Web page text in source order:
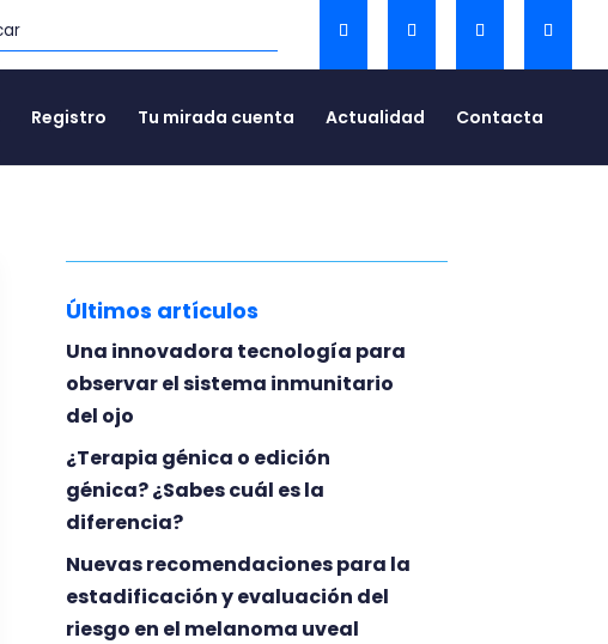
Registro Tu mirada cuenta Actualidad Contacta
Últimos artículos
Una innovadora tecnología para
observar el sistema inmunitario
del ojo
¿Terapia génica o edición
génica? ¿Sabes cuál es la
diferencia?
Nuevas recomendaciones para la
estadificación y evaluación del
riesgo en el melanoma uveal